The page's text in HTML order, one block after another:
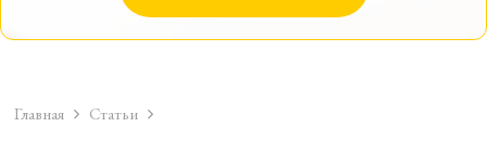
Главная Статьи